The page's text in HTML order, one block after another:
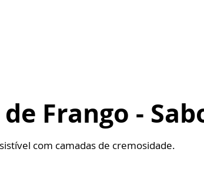
Frango -
com camadas de cremosidade.